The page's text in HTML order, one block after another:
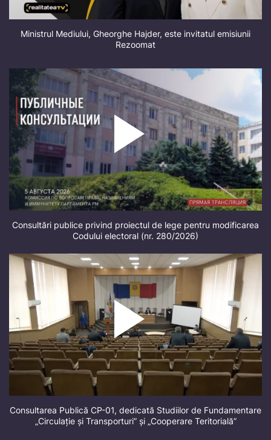
Ministrul Mediului, Gheorghe Hajder, este invitatul emisiunii
Rezoomat
Consultări publice privind proiectul de lege pentru modificarea
Codului electoral (nr. 280/2026)
Consultarea Publică CP-01, dedicată Studiilor de Fundamentare
„Circulație și Transporturi” și „Cooperare Teritorială”